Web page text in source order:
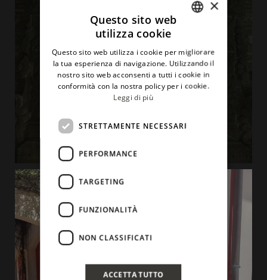
ENGLISH
×
Questo sito web
utilizza cookie
Questo sito web utilizza i cookie per migliorare
la tua esperienza di navigazione. Utilizzando il
nostro sito web acconsenti a tutti i cookie in
conformità con la nostra policy per i cookie.
Leggi di più
STRETTAMENTE NECESSARI
PERFORMANCE
TARGETING
FUNZIONALITÀ
NON CLASSIFICATI
ACCETTA TUTTO